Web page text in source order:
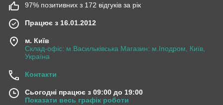
97% позитивних з 172 відгуків за рік
Працює з 16.01.2012
м. Київ
Склад-офіс: м.Васильківська Магазин: м.Іподром, Київ,
Україна
Контакти
Сьогодні працює з 09:00 до 19:00
Показати весь графік роботи